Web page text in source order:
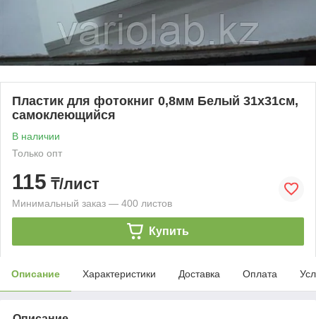
Пластик для фотокниг 0,8мм Белый 31x31см,
самоклеющийся
В наличии
Только опт
115 ₸/лист
Минимальный заказ — 400 листов
Купить
Описание Характеристики Доставка Оплата